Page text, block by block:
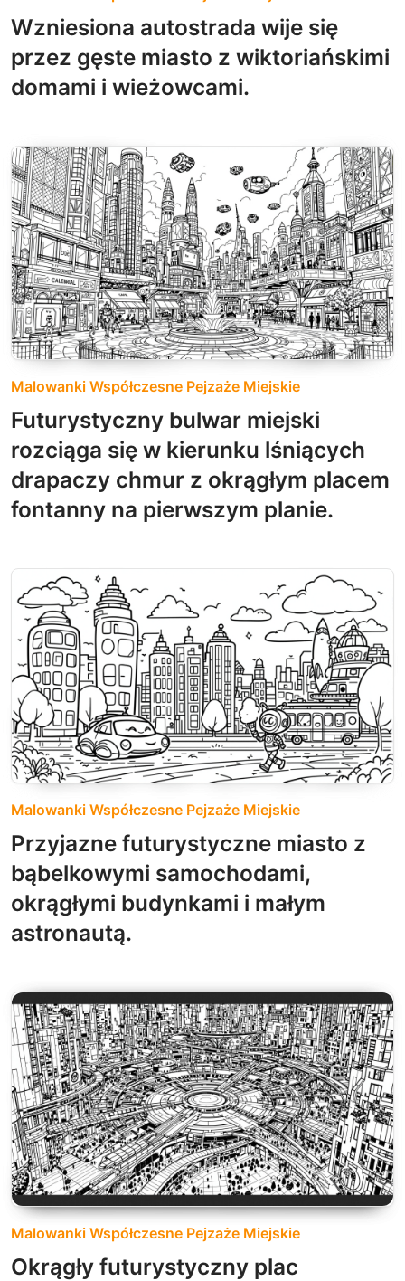
Wzniesiona autostrada wije się
przez gęste miasto z wiktoriańskimi
domami i wieżowcami.
Malowanki Współczesne Pejzaże Miejskie
Futurystyczny bulwar miejski
rozciąga się w kierunku lśniących
drapaczy chmur z okrągłym placem
fontanny na pierwszym planie.
Malowanki Współczesne Pejzaże Miejskie
Przyjazne futurystyczne miasto z
bąbelkowymi samochodami,
okrągłymi budynkami i małym
astronautą.
Malowanki Współczesne Pejzaże Miejskie
Okrągły futurystyczny plac